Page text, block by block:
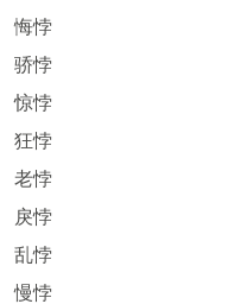
悔悖
骄悖
惊悖
狂悖
老悖
戾悖
乱悖
慢悖